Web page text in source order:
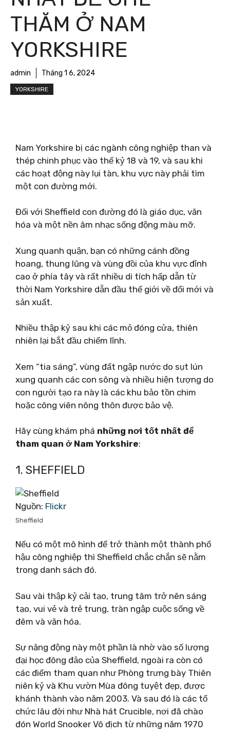
THĂM Ở NAM
YORKSHIRE
admin Tháng 1 6, 2024
YORKSHIRE
Nam Yorkshire bị các ngành công nghiệp than và
thép chinh phục vào thế kỷ 18 và 19, và sau khi
các hoạt động này lụi tàn, khu vực này phải tìm
một con đường mới.
Đối với Sheffield con đường đó là giáo dục, văn
hóa và một nền âm nhạc sống động màu mỡ.
Xung quanh quận, bạn có những cánh đồng
hoang, thung lũng và vùng đồi của khu vực đỉnh
cao ở phía tây và rất nhiều di tích hấp dẫn từ
thời Nam Yorkshire dẫn đầu thế giới về đổi mới và
sản xuất.
Nhiều thập kỷ sau khi các mỏ đóng cửa, thiên
nhiên lại bắt đầu chiếm lĩnh.
Xem “tia sáng”, vùng đất ngập nước do sụt lún
xung quanh các con sông và nhiều hiện tượng do
con người tạo ra này là các khu bảo tồn chim
hoặc công viên nông thôn được bảo vệ.
Hãy cùng khám phá những nơi tốt nhất để
tham quan ở Nam Yorkshire:
1. SHEFFIELD
Nguồn: Flickr
Sheffield
Nếu có một mô hình để trở thành một thành phố
hậu công nghiệp thì Sheffield chắc chắn sẽ nằm
trong danh sách đó.
Sau vài thập kỷ cải tạo, trung tâm trở nên sáng
tạo, vui vẻ và trẻ trung, tràn ngập cuộc sống về
đêm và văn hóa.
Sự năng động này một phần là nhờ vào số lượng
đại học đông đảo của Sheffield, ngoài ra còn có
các điểm tham quan như Phòng trưng bày Thiên
niên kỷ và Khu vườn Mùa đông tuyệt đẹp, được
khánh thành vào năm 2003. Và sau đó là các tổ
chức lâu đời như Nhà hát Crucible, nơi đã chào
đón World Snooker Vô địch từ những năm 1970